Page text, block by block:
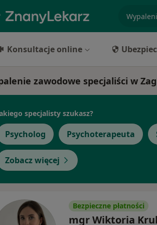
Konsultacje online
zawodowe specjaliści w
specjalisty szukasz?
Psycholog Psychoterapeuta
Zobacz więcej
Bezpieczne płatności
mgr Wiktoria